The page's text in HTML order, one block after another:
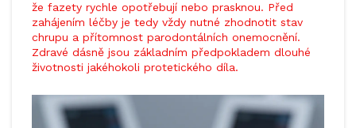
že fazety rychle opotřebují nebo prasknou. Před
zahájením léčby je tedy vždy nutné zhodnotit stav
chrupu a přítomnost parodontálních onemocnění.
Zdravé dásně jsou základním předpokladem dlouhé
životnosti jakéhokoli protetického díla.